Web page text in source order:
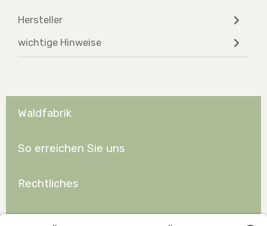
Hersteller
wichtige Hinweise
Waldfabrik
So erreichen Sie uns
Rechtliches